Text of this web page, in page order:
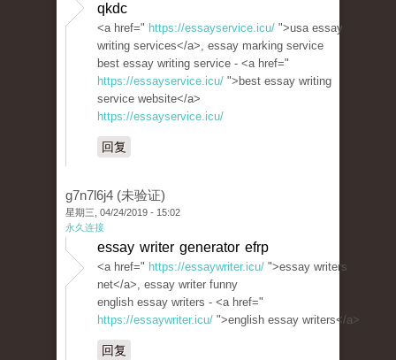
qkdc
<a href=" https://essayservice.icu/ ">usa essay
writing services</a>, essay marking service
best essay writing service - <a href="
https://essayservice.icu/ ">best essay writing
service website</a>
https://essayservice.icu/
回复
g7n7l6j4 (未验证)
星期三, 04/24/2019 - 15:02
永久连接
essay writer generator efrp
<a href=" https://essaywriter.icu/ ">essay writers
net</a>, essay writer funny
english essay writers - <a href="
https://essaywriter.icu/ ">english essay writers</a>
回复